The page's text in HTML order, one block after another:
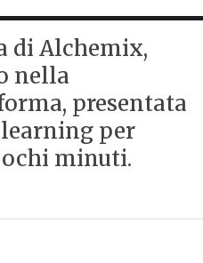
di Alchemix,
nella
presentata
per
minuti.